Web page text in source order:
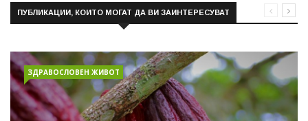
ПУБЛИКАЦИИ, КОИТО МОГАТ ДА ВИ ЗАИНТЕРЕСУВАТ
ЗДРАВОСЛОВЕН ЖИВОТ